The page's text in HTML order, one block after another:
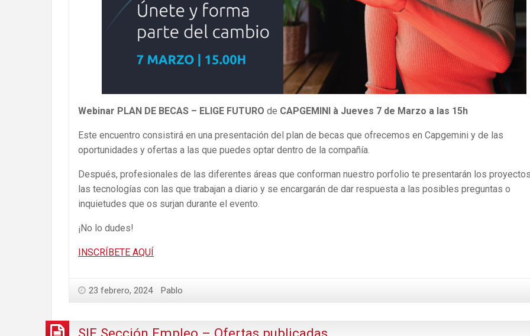
Webinar PLAN DE BECAS – ELlGE FUTURO de CAPGEMINI à Jueves 7 de Marzo a las 15h
Este encuentro consistirá en una presentación del plan de becas que ofrecemos en Capgemini y de las
oportunidades y ofertas a las que puedes optar dentro de la compañía.
Después, profesionales de las diferentes áreas que conforman nuestro porfolio te presentarán los
las tecnologías con las que trabajan a diario y se encargarán de dar respuesta a las posibles preguntas o
inquietudes que os surjan durante el evento.
¡No lo dudes!
INSCRÍBETE AQUÍ
23 febrero, 2024 Pablo